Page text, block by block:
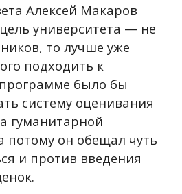
Алексей Макаров
университета — не
то лучше уже
подходить к
было бы
систему оценивания
гуманитарной
потому он обещал чуть
и против введения